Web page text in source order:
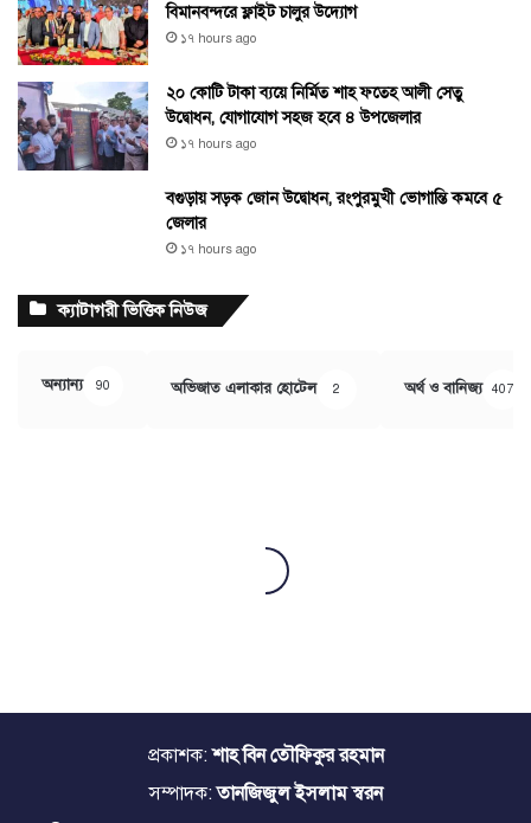
বিমানবন্দরে ফ্লাইট চালুর উদ্যোগ
১৭ hours ago
২০ কোটি টাকা ব্যয়ে নির্মিত শাহ ফতেহ আলী সেতু
উদ্বোধন, যোগাযোগ সহজ হবে ৪ উপজেলার
১৭ hours ago
বগুড়ায় সড়ক জোন উদ্বোধন, রংপুরমুখী ভোগান্তি কমবে ৫
জেলার
১৭ hours ago
ক্যাটাগরী ভিত্তিক নিউজ
অন্যান্য 90 অভিজাত এলাকার হোটেল 2 অর্থ ও বানিজ্য 407
প্রকাশক:শাহ বিন তৌফিকুর রহমান
সম্পাদক:তানজিজুল ইসলাম স্বরন